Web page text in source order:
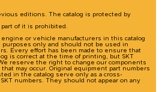
editions. The catalog is protected by
of it is prohibited.
or vehicle manufacturers in this catalog
purposes only and should not be used in
Every effort has been made to ensure that
is correct at the time of printing, but SKT
reserve the right to change our components
may occur. Original equipment part numbers
in the catalog serve only as a cross-
numbers. They should not appear on any